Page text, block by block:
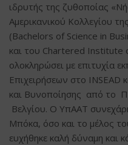
ιδρυτής της ζυθοποίας
Αμερικανικού Κολλεγίου
(Bachelors of Science in
και του Chartered Institute
ολοκληρώσει με επιτυχία
Επιχειρήσεων στο INSEAD
και Βυνοποίησης από το
Βελγίου. Ο ΥπΑΑΤ
Μπόκα, όσο και το μέλος
ευχήθηκε καλή δύναμη και